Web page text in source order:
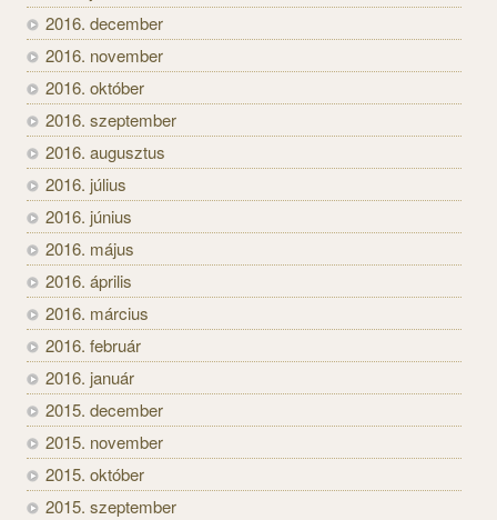
2016. december
2016. november
2016. október
2016. szeptember
2016. augusztus
2016. július
2016. június
2016. május
2016. április
2016. március
2016. február
2016. január
2015. december
2015. november
2015. október
2015. szeptember